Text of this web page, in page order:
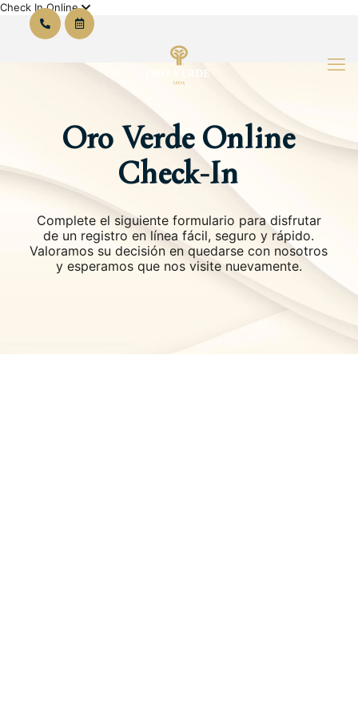
Check In Online
Oro Verde Online
Check-In
Complete el siguiente formulario para disfrutar
de un registro en línea fácil, seguro y rápido.
Valoramos su decisión en quedarse con nosotros
y esperamos que nos visite nuevamente.